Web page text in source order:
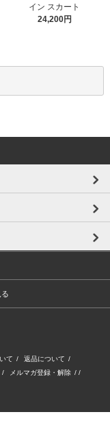
イン スカート
24,200円
て / 返品について /
/ メルマガ登録・解除 / /